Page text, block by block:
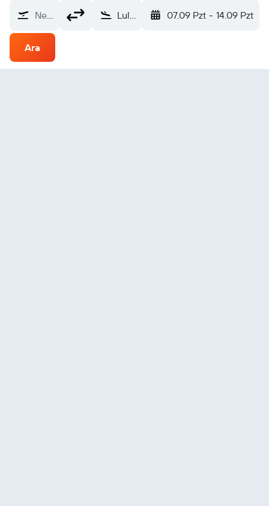
Nereden? Luleå Kallax (LLA) 07.09 Pzt - 14.09 Pzt
Ara